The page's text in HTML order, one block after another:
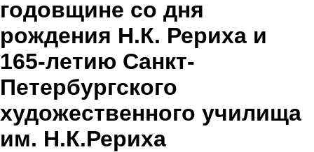
годовщине со дня
рождения Н.К. Рериха и
165-летию Санкт-
Петербургского
художественного училища
им. Н.К.Рериха